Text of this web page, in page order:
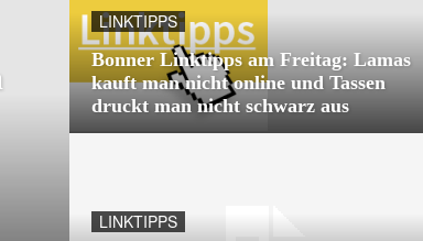
LINKTIPPS
Bonner Linktipps am Freitag: Lamas
kauft man nicht online und Tassen
druckt man nicht schwarz aus
LINKTIPPS